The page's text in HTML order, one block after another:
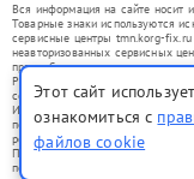
Вся информация на сайте носит
Товарные знаки используются
сервисные центры tmn.korg-fix.ru
неавторизованных сервисных
правообладателями товарных
Ремонт осуществляется для
со статьей 1487 ГК РФ.
Использование товарных знаков
потребителей в заблуждение, а
ремонту техники указанных
Представленная на сайте
положениями Статьи 437(2)
Этот сайт
ознакомиться с
файлов cookie